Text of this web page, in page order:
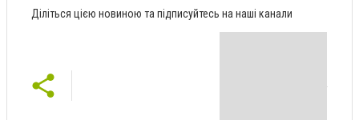
Діліться цією новиною та підписуйтесь на наші канали